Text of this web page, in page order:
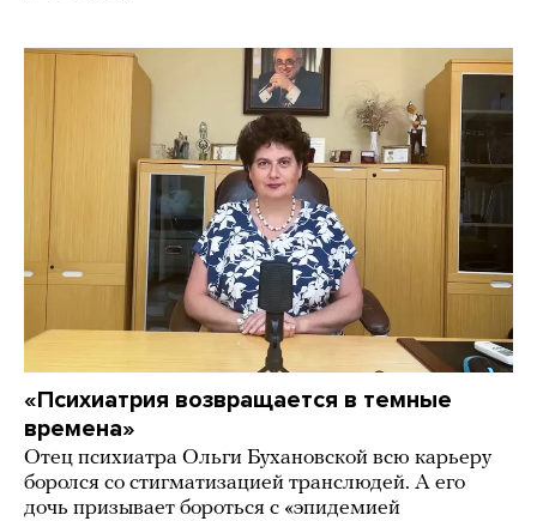
«Психиатрия возвращается в темные
времена»
Отец психиатра Ольги Бухановской всю карьеру
боролся со стигматизацией транслюдей. А его
дочь призывает бороться с «эпидемией